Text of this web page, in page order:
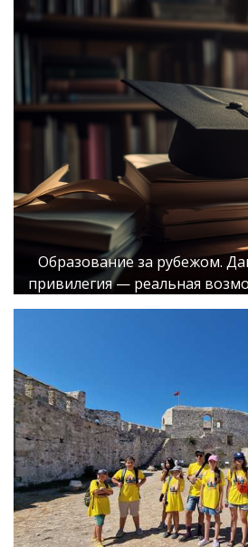
Образование за рубежом.
привилегия — реальная